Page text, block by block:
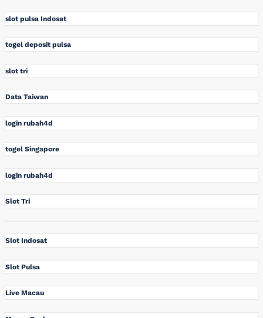
slot pulsa Indosat
togel deposit pulsa
slot tri
Data Taiwan
login rubah4d
togel Singapore
login rubah4d
Slot Tri
Slot Indosat
Slot Pulsa
Live Macau